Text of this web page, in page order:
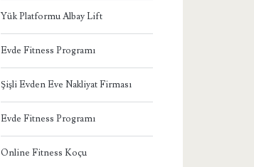
Yük Platformu Albay Lift
Evde Fitness Programı
Şişli Evden Eve Nakliyat Firması
Evde Fitness Programı
Online Fitness Koçu